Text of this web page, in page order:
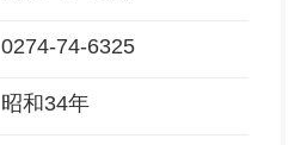
0274-74-6325
昭和34年